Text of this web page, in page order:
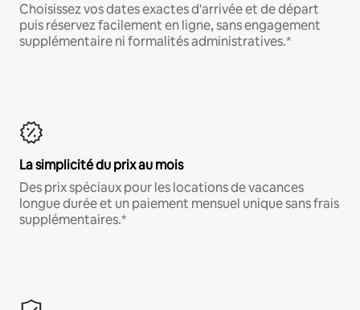
Choisissez vos dates exactes d'arrivée et de départ
puis réservez facilement en ligne, sans engagement
supplémentaire ni formalités administratives.*
La simplicité du prix au mois
Des prix spéciaux pour les locations de vacances
longue durée et un paiement mensuel unique sans frais
supplémentaires.*